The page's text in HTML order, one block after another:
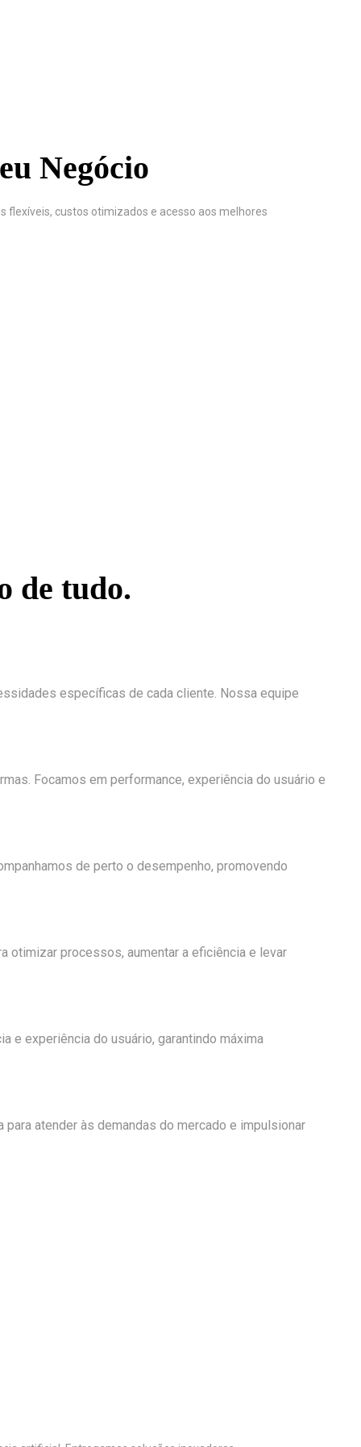
Negócio
flexíveis, custos otimizados e acesso aos melhores
de tudo.
específicas de cada cliente. Nossa equipe
Focamos em performance, experiência do usuário e
de perto o desempenho, promovendo
otimizar processos, aumentar a eficiência e levar
e experiência do usuário, garantindo máxima
atender às demandas do mercado e impulsionar